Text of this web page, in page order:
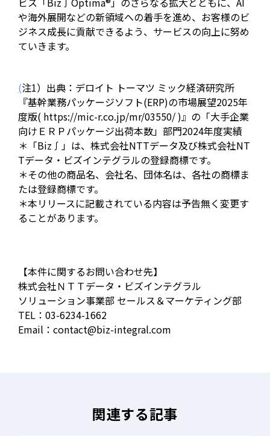
や海外展開などの新領域への着手を進め、お客様のビ
ジネス成長に貢献できるよう、サービスの向上に努め
ていきます。
(注1）出典：デロイト トーマツ ミック経済研究所
『基幹業務パッケージソフト(ERP)の市場展望2025年
度版( https://mic-r.co.jp/mr/03550/ )』の「大手企業
向けＥＲＰパッケージ出荷本数」部門2024年度実績
＊「Biz∫」は、株式会社NTTデータ及び株式会社NT
Tデータ・ビズインテグラルの登録商標です。
＊その他の商品名、会社名、団体名は、各社の商標ま
たは登録商標です。
＊本リリースに記載されている内容は予告無く変更す
ることがあります。
【本件に関するお問い合わせ先】
株式会社ＮＴＴデータ・ビズインテグラル
ソリューション事業部 セールス＆マーケティング部
TEL：03-6234-1662
Email：contact@biz-integral.com
関連する記事